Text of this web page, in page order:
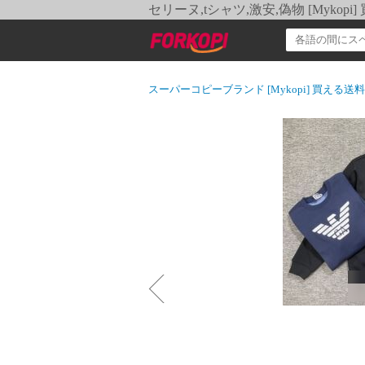
セリーヌ,tシャツ,激安,偽物 [Mykopi]
スーパーコピーブランド [Mykopi] 買える送